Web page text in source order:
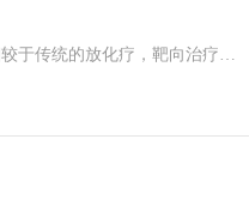
于传统的放化疗，靶向治疗和